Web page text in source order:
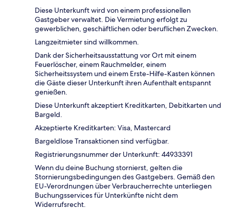
Diese Unterkunft wird von einem professionellen
Gastgeber verwaltet. Die Vermietung erfolgt zu
gewerblichen, geschäftlichen oder beruflichen Zwecken.
Langzeitmieter sind willkommen.
Dank der Sicherheitsausstattung vor Ort mit einem
Feuerlöscher, einem Rauchmelder, einem
Sicherheitssystem und einem Erste-Hilfe-Kasten können
die Gäste dieser Unterkunft ihren Aufenthalt entspannt
genießen.
Diese Unterkunft akzeptiert Kreditkarten, Debitkarten und
Bargeld.
Akzeptierte Kreditkarten: Visa, Mastercard
Bargeldlose Transaktionen sind verfügbar.
Registrierungsnummer der Unterkunft: 44933391
Wenn du deine Buchung stornierst, gelten die
Stornierungsbedingungen des Gastgebers. Gemäß den
EU-Verordnungen über Verbraucherrechte unterliegen
Buchungsservices für Unterkünfte nicht dem
Widerrufsrecht.